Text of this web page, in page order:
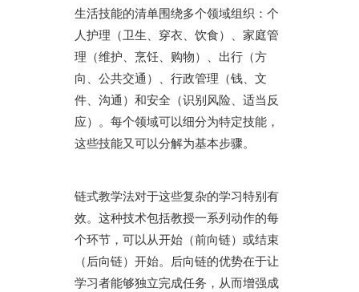
生活技能的清单围绕多个领域组织：个
人护理（卫生、穿衣、饮食）、家庭管
理（维护、烹饪、购物）、出行（方
向、公共交通）、行政管理（钱、文
件、沟通）和安全（识别风险、适当反
应）。每个领域可以细分为特定技能，
这些技能又可以分解为基本步骤。
链式教学法对于这些复杂的学习特别有
效。这种技术包括教授一系列动作的每
个环节，可以从开始（前向链）或结束
（后向链）开始。后向链的优势在于让
学习者能够独立完成任务，从而增强成